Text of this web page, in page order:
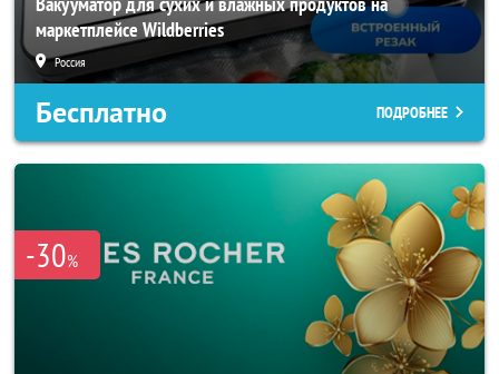
маркетплейсе Wildberries
Россия
Бесплатно ПОДРОБНЕЕ
-30%